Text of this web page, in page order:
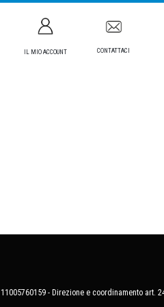
IL MIO ACCOUNT CONTATTACI
- Direzione e coordinamento art.